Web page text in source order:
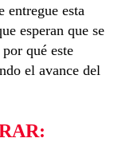
entregue esta
esperan que se
qué este
el avance del